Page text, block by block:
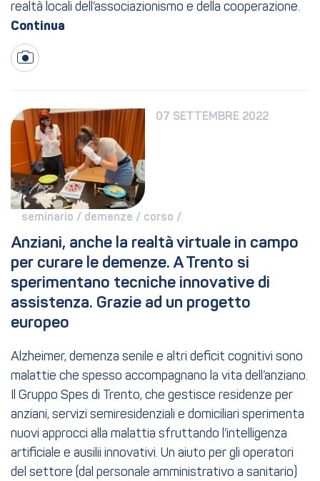
realtà locali dell’associazionismo e della cooperazione.
07 SETTEMBRE 2022
seminario / demenze / corso /
Anziani, anche la realtà virtuale in campo
per curare le demenze. A Trento si
sperimentano tecniche innovative di
assistenza. Grazie ad un progetto
europeo
Alzheimer, demenza senile e altri deficit cognitivi sono
malattie che spesso accompagnano la vita dell’anziano.
Il Gruppo Spes di Trento, che gestisce residenze per
anziani, servizi semiresidenziali e domiciliari sperimenta
nuovi approcci alla malattia sfruttando l’intelligenza
artificiale e ausilii innovativi. Un aiuto per gli operatori
del settore (dal personale amministrativo a sanitario)